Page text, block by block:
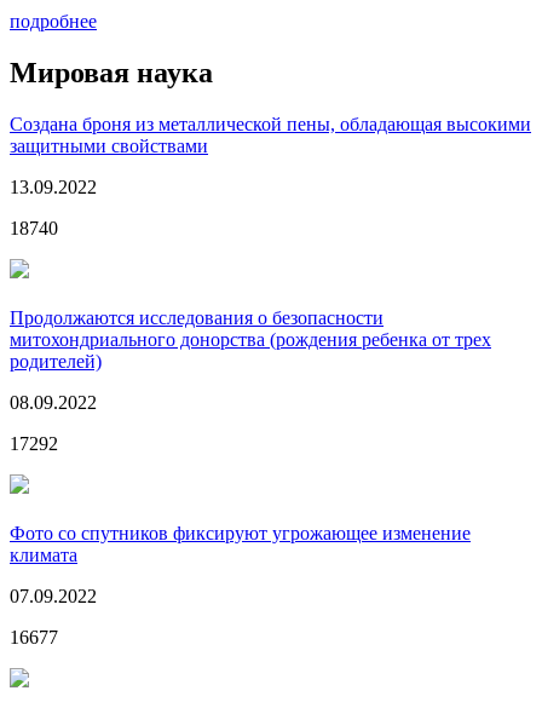
подробнее
Мировая наука
Создана броня из металлической пены, обладающая высокими
защитными свойствами
13.09.2022
18740
Продолжаются исследования о безопасности
митохондриального донорства (рождения ребенка от трех
родителей)
08.09.2022
17292
Фото со спутников фиксируют угрожающее изменение
климата
07.09.2022
16677